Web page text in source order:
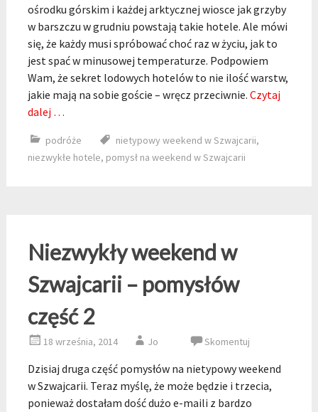
ośrodku górskim i każdej arktycznej wiosce jak grzyby
w barszczu w grudniu powstają takie hotele. Ale mówi
się, że każdy musi spróbować choć raz w życiu, jak to
jest spać w minusowej temperaturze. Podpowiem
Wam, że sekret lodowych hotelów to nie ilość warstw,
jakie mają na sobie goście – wręcz przeciwnie. Czytaj
dalej …
podróże nietypowy weekend w Szwajcarii,
niezwykłe hotele, pomysł na weekend w Szwajcarii
Niezwykły weekend w
Szwajcarii – pomysłów
część 2
18 września, 2014 Jo Skomentuj
Dzisiaj druga część pomysłów na nietypowy weekend
w Szwajcarii. Teraz myślę, że może będzie i trzecia,
ponieważ dostałam dość dużo e-maili z bardzo